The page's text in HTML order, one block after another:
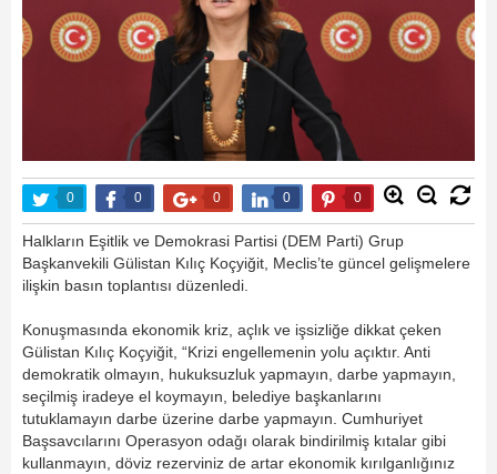
0 0 0 0 0
Halkların Eşitlik ve Demokrasi Partisi (DEM Parti) Grup
Başkanvekili Gülistan Kılıç Koçyiğit, Meclis’te güncel gelişmelere
ilişkin basın toplantısı düzenledi.
Konuşmasında ekonomik kriz, açlık ve işsizliğe dikkat çeken
Gülistan Kılıç Koçyiğit, “Krizi engellemenin yolu açıktır. Anti
demokratik olmayın, hukuksuzluk yapmayın, darbe yapmayın,
seçilmiş iradeye el koymayın, belediye başkanlarını
tutuklamayın darbe üzerine darbe yapmayın. Cumhuriyet
Başsavcılarını Operasyon odağı olarak bindirilmiş kıtalar gibi
kullanmayın, döviz rezerviniz de artar ekonomik kırılganlığınız